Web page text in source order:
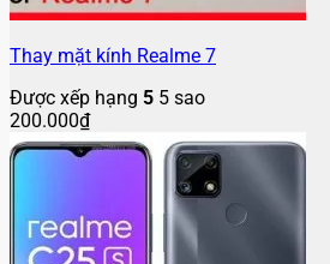
Thay mặt kính Realme 7
Được xếp hạng 5 5 sao
200.000₫